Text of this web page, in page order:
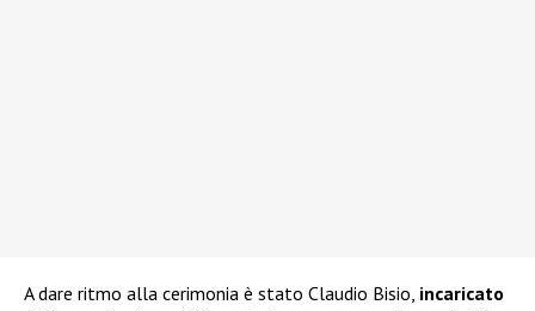
A dare ritmo alla cerimonia è stato Claudio Bisio, incaricato